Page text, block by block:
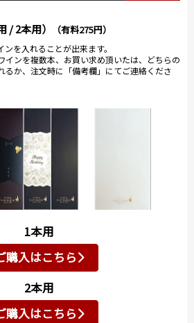
/ 2本用） （有料275円）
を入れることが出来ます。
ンを複数本、お買い求め頂いたは、どちらの
るか、注文時に「備考欄」にてご連絡くださ
1本用
購入はこちら
2本用
購入はこちら